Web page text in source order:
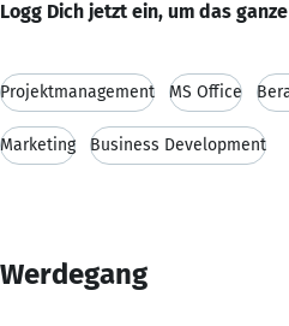
Logg Dich jetzt ein, um das
Projektmanagement MS Office
Marketing Business Development
Werdegang